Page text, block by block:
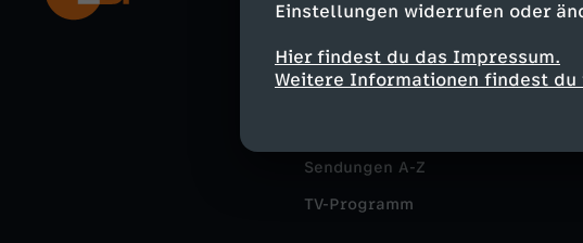
Einstellungen widerrufen oder
Hier findest du das Impressum.
Weitere Informationen findest
ZDF-Apps
Smart TV
ZDFtext
Sendungen A-Z
TV-Programm